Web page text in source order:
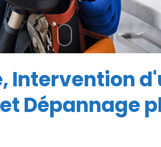
Intervention
Dépannage